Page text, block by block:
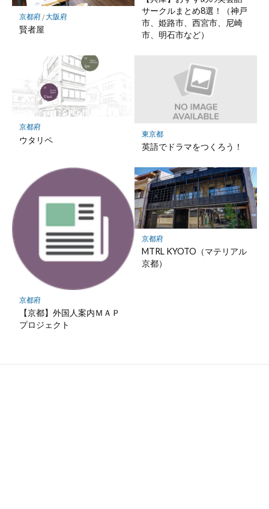
京都府/大阪府
賢者屋
サークルまとめ8選！（神戸
市、姫路市、西宮市、尼崎
市、明石市など）
京都府
ウタリペ
東京都
英語でドラマをつくろう！
京都府
【京都】外国人案内ＭＡＰ
プロジェクト
京都府
MTRL KYOTO（マテリアル
京都）